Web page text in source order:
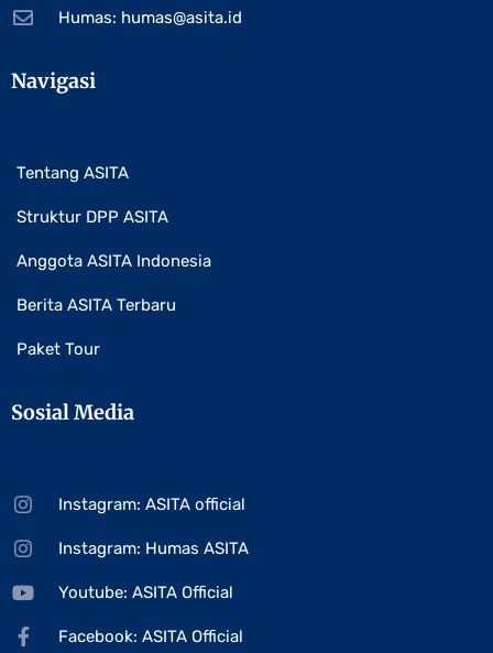
Humas: humas@asita.id
Navigasi
Tentang ASITA
Struktur DPP ASITA
Anggota ASITA Indonesia
Berita ASITA Terbaru
Paket Tour
Sosial Media
Instagram: ASITA official
Instagram: Humas ASITA
Youtube: ASITA Official
Facebook: ASITA Official